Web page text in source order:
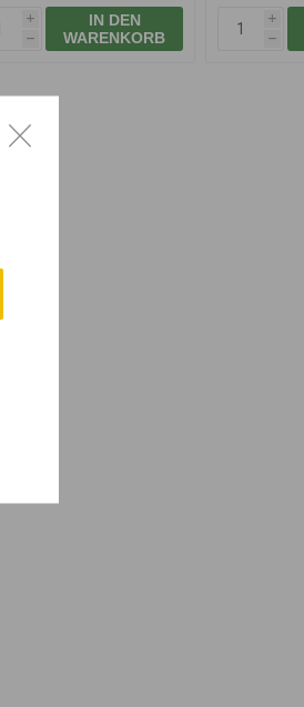
i
h
IN DEN
WARENKORB
i
h